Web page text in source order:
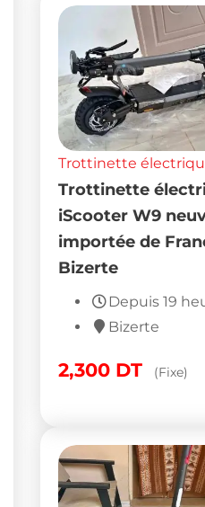
Trottinette
Trottinette
iScooter W9
importée de
Bizerte
Depuis 19
Bizerte
2,300 DT (Fixe)